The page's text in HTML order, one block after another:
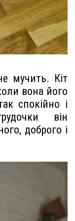
мучить. Кіт
вона його
спокійно і
він
доброго і